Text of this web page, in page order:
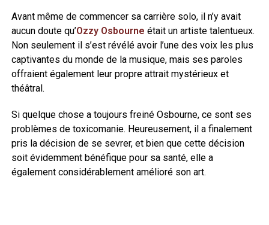
Avant même de commencer sa carrière solo, il n’y avait
aucun doute qu’Ozzy Osbourne était un artiste talentueux.
Non seulement il s’est révélé avoir l’une des voix les plus
captivantes du monde de la musique, mais ses paroles
offraient également leur propre attrait mystérieux et
théâtral.
Si quelque chose a toujours freiné Osbourne, ce sont ses
problèmes de toxicomanie. Heureusement, il a finalement
pris la décision de se sevrer, et bien que cette décision
soit évidemment bénéfique pour sa santé, elle a
également considérablement amélioré son art.